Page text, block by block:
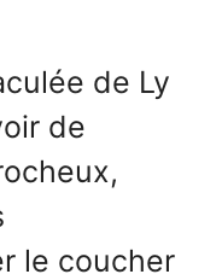
de Ly
de
le coucher